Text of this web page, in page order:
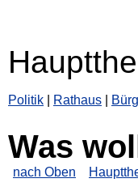
Politik Rathaus
Was
nach Oben